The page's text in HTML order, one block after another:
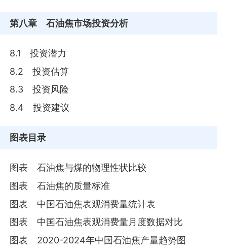
第八章 石油焦市场投资分析
8.1 投资潜力
8.2 投资估算
8.3 投资风险
8.4 投资建议
图表目录
图表 石油焦与煤的物理性状比较
图表 石油焦的质量标准
图表 中国石油焦表观消费量统计表
图表 中国石油焦表观消费量月度数据对比
图表 2020-2024年中国石油焦产量趋势图